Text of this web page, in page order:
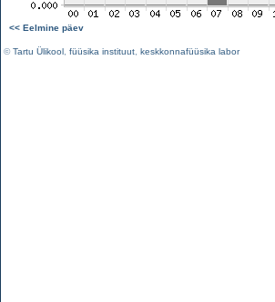
<< Eelmine päev
©Tartu Ülikool füüsika instituut keskkonnafüüsika labor